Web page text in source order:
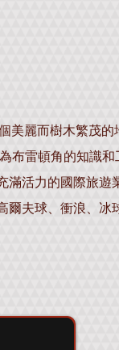
美麗而樹木繁茂
布雷頓角的知識
滿活力的國際旅遊
爾夫球、衝浪、冰